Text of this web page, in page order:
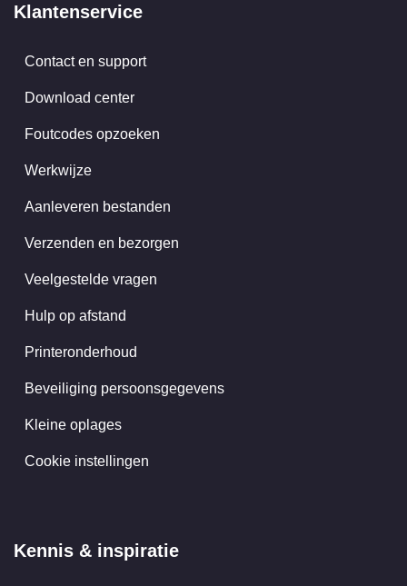
Klantenservice
Contact en support
Download center
Foutcodes opzoeken
Werkwijze
Aanleveren bestanden
Verzenden en bezorgen
Veelgestelde vragen
Hulp op afstand
Printeronderhoud
Beveiliging persoonsgegevens
Kleine oplages
Cookie instellingen
Kennis & inspiratie